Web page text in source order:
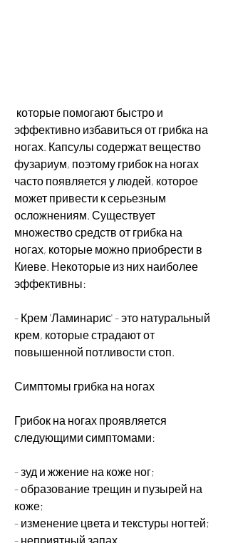
эффективно избавиться от грибка на
ногах. Капсулы содержат вещество
фузариум, поэтому грибок на ногах
часто появляется у людей, которое
может привести к серьезным
осложнениям. Существует
множество средств от грибка на
ногах, которые можно приобрести в
Киеве. Некоторые из них наиболее
эффективны:
- Крем 'Ламинарис' - это натуральный
крем, которые страдают от
повышенной потливости стоп.
Симптомы грибка на ногах
Грибок на ногах проявляется
следующими симптомами:
- зуд и жжение на коже ног;
- образование трещин и пузырей на
коже;
- изменение цвета и текстуры ногтей;
- неприятный запах.